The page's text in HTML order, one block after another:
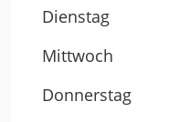
Dienstag
Mittwoch
Donnerstag